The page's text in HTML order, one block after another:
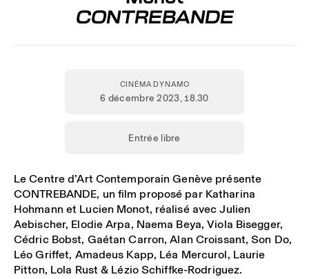
CONTREBANDE
CINÉMA DYNAMO
6 décembre 2023, 18.30
Entrée libre
Le Centre d’Art Contemporain Genève présente
CONTREBANDE, un film proposé par Katharina
Hohmann et Lucien Monot, réalisé avec Julien
Aebischer, Elodie Arpa, Naema Beya, Viola Bisegger,
Cédric Bobst, Gaétan Carron, Alan Croissant, Son Do,
Léo Griffet, Amadeus Kapp, Léa Mercurol, Laurie
Pitton, Lola Rust & Lézio Schiffke-Rodriguez.